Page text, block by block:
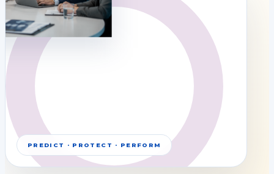
PREDICT · PROTECT · PERFORM